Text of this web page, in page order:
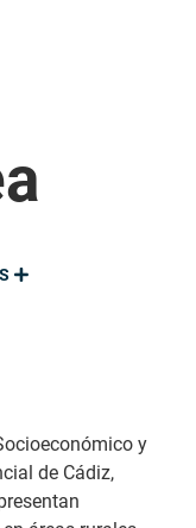
y
de Cádiz,